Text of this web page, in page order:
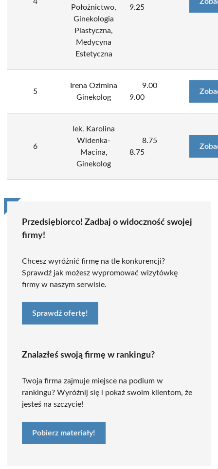
Położnictwo,
Ginekologia
Plastyczna,
Medycyna
Estetyczna
9.25
5
Irena Ozimina
Ginekolog
9.00
9.00
6
lek. Karolina
Widenka-
Macina,
Ginekolog
8.75
8.75
Przedsiębiorco! Zadbaj o widoczność swojej
firmy!
Chcesz wyróżnić firmę na tle konkurencji?
Sprawdź jak możesz wypromować wizytówkę
firmy w naszym serwisie.
Sprawdź ofertę!
Znalazłeś swoją firmę w rankingu?
Twoja firma zajmuje miejsce na podium w
rankingu? Wyróżnij się i pokaż swoim klientom, że
jesteś na szczycie!
Pobierz materiały!